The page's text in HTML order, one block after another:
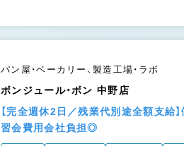
パン屋・ベーカリー、製造工場・ラボ
ボンジュール・ボン 中野店
【完全週休2日／残業代別途全額支給
習会費用会社負担◎